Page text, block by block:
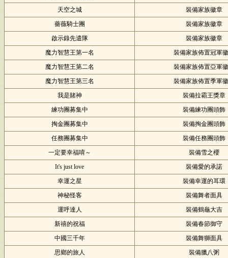
天空之城
裝備家族徽章
薔薇騎士團
裝備家族徽章
啟示錄先遣隊
裝備家族徽章
魔力智慧王第一名
裝備家族佈置冠軍
魔力智慧王第二名
裝備家族佈置亞軍
魔力智慧王第三名
裝備家族佈置季軍
我是賭神
裝備拉霸王獎章
練功團募集中
裝備練功團頭飾
掏金團募集中
裝備掏金團頭飾
任務團募集中
裝備任務團頭飾
一定要幸福唷～
裝備雪之櫻
It's just love
裝備愛的承諾
幸運之星
裝備幸運的耳環
神秘怪客
裝備舞者面具
運呼達人
裝備鶴龜大吉
新禧的祝福
裝備春節御守
中國三千年
裝備舞獅面具
思鄉的旅人
裝備臘八粥